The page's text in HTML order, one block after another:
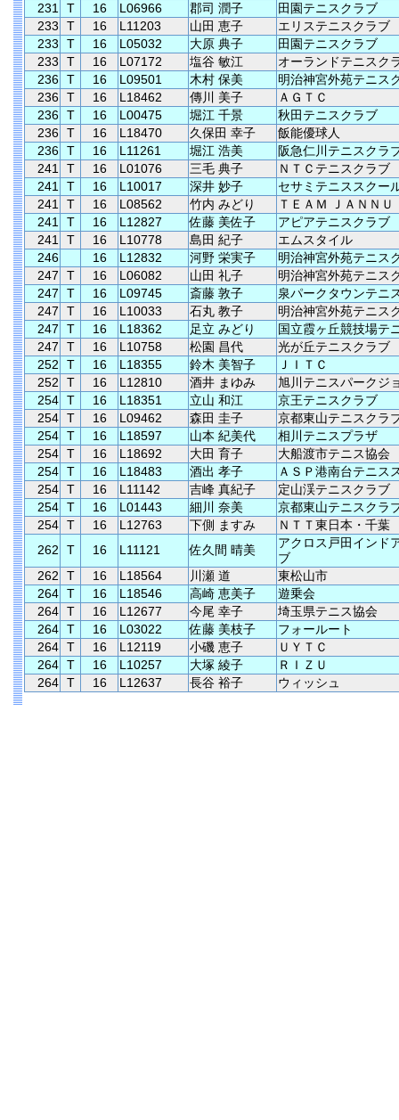
231
T 16 L06966 郡司 潤子
田園テニスクラブ
233
T 16 L11203 山田 恵子
エリステニスクラブ
233
T 16 L05032 大原 典子
田園テニスクラブ
233
T 16 L07172 塩谷 敏江
オーランドテニスク
236 T 16 L09501 木村 保美
明治神宮外苑テニス
236 T 16 L18462 傳川 美子
ＡＧＴＣ
236 T 16 L00475 堀江 千景
秋田テニスクラブ
236 T 16 L18470 久保田 幸子
飯能優球人
236 T 16 L11261 堀江 浩美
阪急仁川テニスクラ
241
T 16 L01076 三毛 典子
ＮＴＣテニスクラブ
241
T 16 L10017 深井 妙子
セサミテニススクー
241
T 16 L08562 竹内 みどり
ＴＥＡＭ ＪＡＮＮＵ
241
T 16 L12827 佐藤 美佐子
アピアテニスクラブ
241
T 16 L10778 島田 紀子
エムスタイル
246
16 L12832 河野 栄実子
明治神宮外苑テニス
247
T 16 L06082 山田 礼子
明治神宮外苑テニス
247
T 16 L09745 斎藤 敦子
泉パークタウンテニ
247
T 16 L10033 石丸 教子
明治神宮外苑テニス
247
T 16 L18362 足立 みどり
国立霞ヶ丘競技場テ
247
T 16 L10758 松園 昌代
光が丘テニスクラブ
252
T 16 L18355 鈴木 美智子
ＪＩＴＣ
252
T 16 L12810 酒井 まゆみ
旭川テニスパークジ
254 T 16 L18351 立山 和江
京王テニスクラブ
254 T 16 L09462 森田 圭子
京都東山テニスクラ
254 T 16 L18597 山本 紀美代
相川テニスプラザ
254 T 16 L18692 大田 育子
大船渡市テニス協会
254 T 16 L18483 酒出 孝子
ＡＳＰ港南台テニス
254 T 16 L11142 吉峰 真紀子
定山渓テニスクラブ
254 T 16 L01443 細川 奈美
京都東山テニスクラ
254 T 16 L12763 下側 ますみ
ＮＴＴ東日本・千葉
262
T 16 L11121 佐久間 晴美
アクロス戸田インド
ブ
262
T 16 L18564 川瀬 道
東松山市
264 T 16 L18546 高崎 恵美子
遊乗会
264 T 16 L12677 今尾 幸子
埼玉県テニス協会
264 T 16 L03022 佐藤 美枝子
フォールート
264 T 16 L12119 小磯 恵子
ＵＹＴＣ
264 T 16 L10257 大塚 綾子
ＲＩＺＵ
264 T 16 L12637 長谷 裕子 ウィッシュ